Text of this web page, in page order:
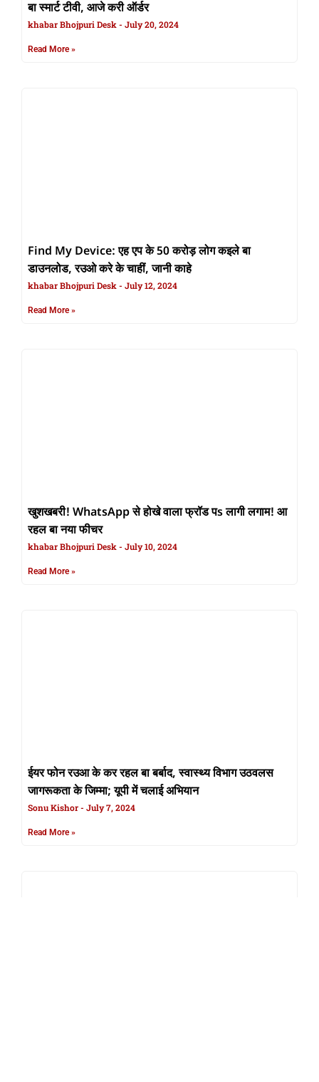
बा स्मार्ट टीवी, आजे करी ऑर्डर
khabar Bhojpuri Desk July 20, 2024
Read More »
Find My Device: एह एप के 50 करोड़ लोग कइले बा
डाउनलोड, रउओ करे के चाहीं, जानी काहे
khabar Bhojpuri Desk July 12, 2024
Read More »
खुशखबरी! WhatsApp से होखे वाला फ्रॉड पs लागी लगाम! आ
रहल बा नया फीचर
khabar Bhojpuri Desk July 10, 2024
Read More »
ईयर फोन रउआ के कर रहल बा बर्बाद, स्वास्थ्य विभाग उठवलस
जागरूकता के जिम्मा; यूपी में चलाई अभियान
Sonu Kishor July 7, 2024
Read More »